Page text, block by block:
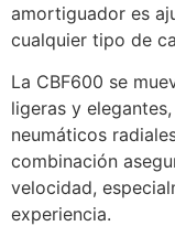
amortiguador es
cualquier tipo de
La CBF600 se
ligeras y
neumáticos
combinación
velocidad,
experiencia.